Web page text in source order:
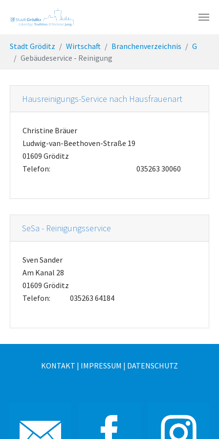
Skip to main content
Stadt Gröditz Wirtschaft Branchenverzeichnis
G
Gebäudeservice - Reinigung
Hausreinigungs-Service nach Hausfrauenart
Christine Bräuer
Ludwig-van-Beethoven-Straße 19
01609 Gröditz
Telefon:
035263 30060
SeSa - Reinigungsservice
Sven Sander
Am Kanal 28
01609 Gröditz
Telefon:
035263 64184
KONTAKT | IMPRESSUM | DATENSCHUTZ